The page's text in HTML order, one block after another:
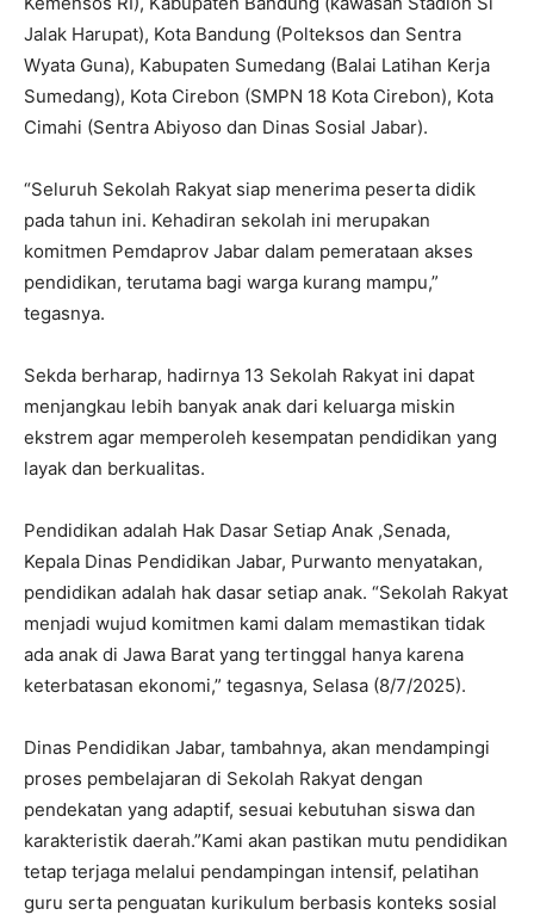
Jalak Harupat), Kota Bandung (Polteksos dan Sentra
Wyata Guna), Kabupaten Sumedang (Balai Latihan Kerja
Sumedang), Kota Cirebon (SMPN 18 Kota Cirebon), Kota
Cimahi (Sentra Abiyoso dan Dinas Sosial Jabar).
“Seluruh Sekolah Rakyat siap menerima peserta didik
pada tahun ini. Kehadiran sekolah ini merupakan
komitmen Pemdaprov Jabar dalam pemerataan akses
pendidikan, terutama bagi warga kurang mampu,”
tegasnya.
Sekda berharap, hadirnya 13 Sekolah Rakyat ini dapat
menjangkau lebih banyak anak dari keluarga miskin
ekstrem agar memperoleh kesempatan pendidikan yang
layak dan berkualitas.
Pendidikan adalah Hak Dasar Setiap Anak ,Senada,
Kepala Dinas Pendidikan Jabar, Purwanto menyatakan,
pendidikan adalah hak dasar setiap anak. “Sekolah Rakyat
menjadi wujud komitmen kami dalam memastikan tidak
ada anak di Jawa Barat yang tertinggal hanya karena
keterbatasan ekonomi,” tegasnya, Selasa (8/7/2025).
Dinas Pendidikan Jabar, tambahnya, akan mendampingi
proses pembelajaran di Sekolah Rakyat dengan
pendekatan yang adaptif, sesuai kebutuhan siswa dan
karakteristik daerah.”Kami akan pastikan mutu pendidikan
tetap terjaga melalui pendampingan intensif, pelatihan
guru serta penguatan kurikulum berbasis konteks sosial